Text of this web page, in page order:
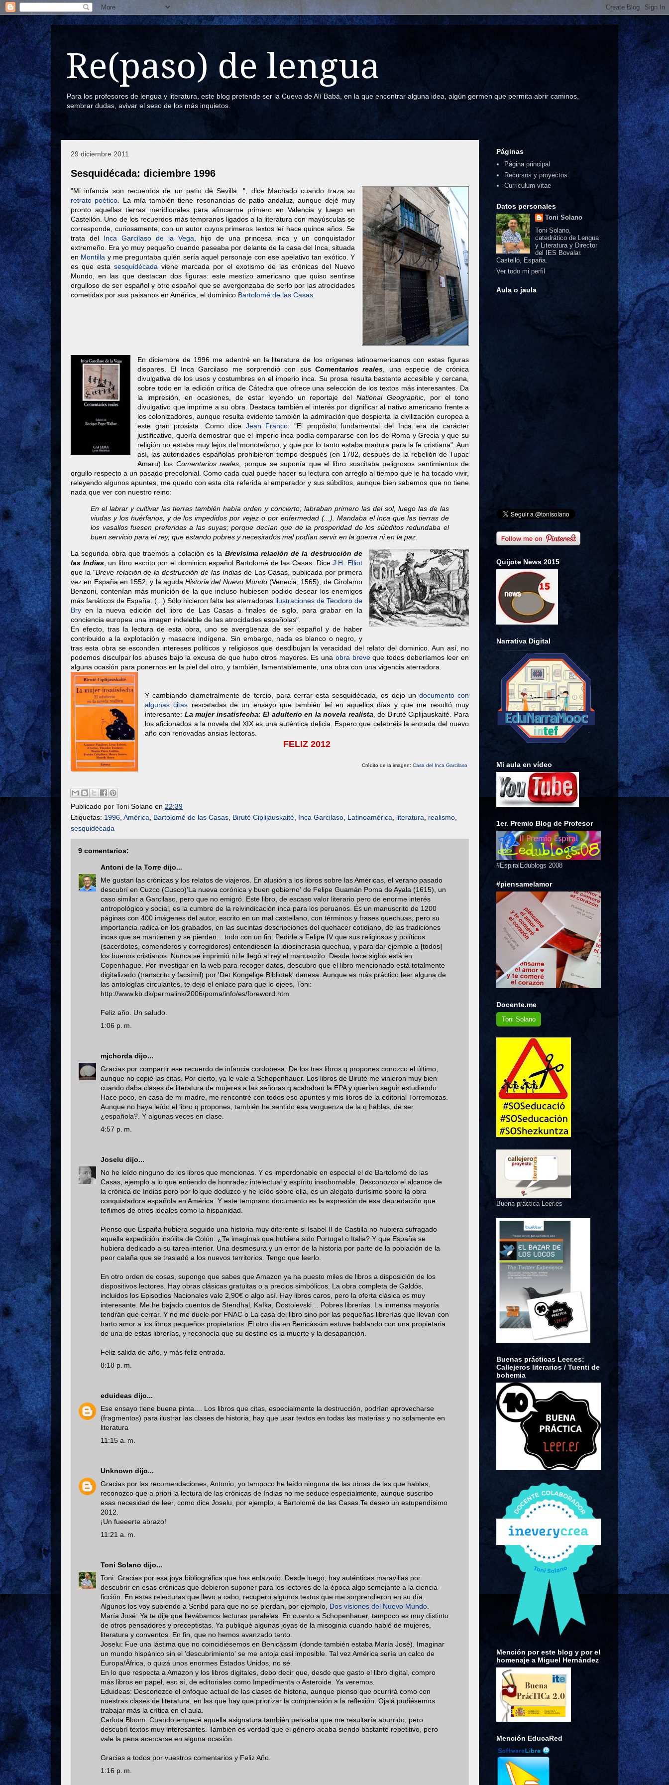
Re(paso) de lengua
Para los profesores de lengua y literatura, este blog pretende ser la Cueva de Alí Babá, en la que encontrar alguna idea, algún germen que permita abrir caminos,
sembrar dudas, avivar el seso de los más inquietos.
29 diciembre 2011
Sesquidécada: diciembre 1996
"Mi infancia son recuerdos de un patio de Sevilla...", dice Machado cuando traza su
retrato poético . La mía también tiene resonancias de patio andaluz, aunque dejé muy
pronto aquellas tierras meridionales para afincarme primero en Valencia y luego en
Castellón. Uno de los recuerdos más tempranos ligados a la literatura con mayúsculas se
corresponde, curiosamente, con un autor cuyos primeros textos leí hace quince años. Se
trata del Inca Garcilaso de la Vega , hijo de una princesa inca y un conquistador
extremeño. Era yo muy pequeño cuando paseaba por delante de la casa del Inca, situada
en Montilla y me preguntaba quién sería aquel personaje con ese apelativo tan exótico. Y
es que esta sesquidécada viene marcada por el exotismo de las crónicas del Nuevo
Mundo, en las que destacan dos figuras: este mestizo americano que quiso sentirse
orgulloso de ser español y otro español que se avergonzaba de serlo por las atrocidades
cometidas por sus paisanos en América, el dominico Bartolomé de las Casas
En diciembre de 1996 me adentré en la literatura de los orígenes latinoamericanos con estas figuras
dispares. El Inca Garcilaso me sorprendió con susComentarios reales , una especie de crónica
divulgativa de los usos y costumbres en el imperio inca. Su prosa resulta bastante accesible y cercana,
sobre todo en la edición crítica de Cátedra que ofrece una selección de los textos más interesantes. Da
la impresión, en ocasiones, de estar leyendo un reportaje delNational Geographic , por el tono
divulgativo que imprime a su obra. Destaca también el interés por dignificar al nativo americano frente a
los colonizadores, aunque resulta evidente también la admiración que despierta la civilización europea a
este gran prosista. Como dice Jean Franco: "El propósito fundamental del Inca era de carácter
justificativo, quería demostrar que el imperio inca podía compararse con los de Roma y Grecia y que su
religión no estaba muy lejos del monoteísmo, y que por lo tanto estaba madura para la fe cristiana". Aun
así, las autoridades españolas prohibieron tiempo después (en 1782, después de la rebelión de Tupac
Amaru) los Comentarios reales , porque se suponía que el libro suscitaba peligrosos sentimientos de
orgullo respecto a un pasado precolonial. Como cada cual puede hacer su lectura con arreglo al tiempo que le ha tocado vivir,
releyendo algunos apuntes, me quedo con esta cita referida al emperador y sus súbditos, aunque bien sabemos que no tiene
nada que ver con nuestro reino:
En el labrar y cultivar las tierras también había orden y concierto; labraban primero las del sol, luego las de las
viudas y los huérfanos, y de los impedidos por vejez o por enfermedad (...). Mandaba el Inca que las tierras de
los vasallos fuesen preferidas a las suyas; porque decían que de la prosperidad de los súbditos redundaba el
buen servicio para el rey, que estando pobres y necesitados mal podían servir en la guerra ni en la paz.
La segunda obra que traemos a colación es la Brevísima relación de la destrucción de
las Indias, un libro escrito por el dominico español Bartolomé de las Casas. DiceJ.H. Elliot
que la "Breve relación de la destrucción de las Indiasde Las Casas, publicada por primera
vez en España en 1552, y la aguda Historia del Nuevo Mundo(Venecia, 1565), de Girolamo
Benzoni, contenían más munición de la que incluso hubiesen podido desear los enemigos
más fanáticos de España. (...) Sólo hicieron falta las aterradoras ilustraciones de Teodoro de
Bry en la nueva edición del libro de Las Casas a finales de siglo, para grabar en la
conciencia europea una imagen indeleble de las atrocidades españolas".
En efecto, tras la lectura de esta obra, uno se avergüenza de ser español y de haber
contribuido a la explotación y masacre indígena. Sin embargo, nada es blanco o negro, y
tras esta obra se esconden intereses políticos y religiosos que desdibujan la veracidad del relato del dominico. Aun así, no
podemos disculpar los abusos bajo la excusa de que hubo otros mayores. Es una obra breveque todos deberíamos leer en
alguna ocasión para ponernos en la piel del otro, y también, lamentablemente, una obra con una vigencia aterradora.
Y cambiando diametralmente de tercio, para cerrar esta sesquidécada, os dejo un documento con
algunas citas rescatadas de un ensayo que también leí en aquellos días y que me resultó muy
interesante: La mujer insatisfecha: El adulterio en la novela realista , de Biruté Ciplijauskaité. Para
los aficionados a la novela del XIX es una auténtica delicia. Espero que celebréis la entrada del nuevo
año con renovadas ansias lectoras.
FELIZ 2012
Crédito de la imagen: Casa del Inca Garcilaso
Publicado por Toni Solano en 22:39
Etiquetas: 1996 América Bartolomé de las Casas Biruté Ciplijauskaité Inca Garcilaso Latinoamérica literatura realismo
sesquidécada
9 comentarios:
Antoni de la Torre dijo...
Me gustan las crónicas y los relatos de viajeros. En alusión a los libros sobre las Américas, el verano pasado
descubrí en Cuzco (Cusco)'La nueva corónica y buen gobierno' de Felipe Guamán Poma de Ayala (1615), un
caso similar a Garcilaso, pero que no emigró. Este libro, de escaso valor literario pero de enorme interés
antropológico y social, es la cumbre de la reivindicación inca para los peruanos. És un manuscrito de 1200
páginas con 400 imágenes del autor, escrito en un mal castellano, con términos y frases quechuas, pero su
importancia radica en los grabados, en las sucintas descripciones del quehacer cotidiano, de las tradiciones
incas que se mantienen y se pierden... todo con un fin: Pedirle a Felipe IV que sus religiosos y políticos
(sacerdotes, comenderos y corregidores) entendiesen la idiosincrasia quechua, y para dar ejemplo a [todos]
los buenos cristianos. Nunca se imprimió ni le llegó al rey el manuscrito. Desde hace siglos está en
Copenhague. Por investigar en la web para recoger datos, descubro que el libro mencionado está totalmente
digitalizado (transcrito y facsímil) por 'Det Kongelige Bibliotek' danesa. Aunque es más práctico leer alguna de
las antologías circulantes, te dejo el enlace para que lo ojees, Toni:
http://www.kb.dk/permalink/2006/poma/info/es/foreword.htm
Feliz año. Un saludo.
1:06 p. m.
mjchorda dijo...
Gracias por compartir ese recuerdo de infancia cordobesa. De los tres libros q propones conozco el último,
aunque no copié las citas. Por cierto, ya le vale a Schopenhauer. Los libros de Biruté me vinieron muy bien
cuando daba clases de literatura de mujeres a las señoras q acababan la EPA y querían seguir estudiando.
Hace poco, en casa de mi madre, me rencontré con todos eso apuntes y mis libros de la editorial Torremozas.
Aunque no haya leído el libro q propones, también he sentido esa verguenza de la q hablas, de ser
¿española?. Y algunas veces en clase.
4:57 p. m.
Joselu dijo...
No he leído ninguno de los libros que mencionas. Y es imperdonable en especial el de Bartolomé de las
Casas, ejemplo a lo que entiendo de honradez intelectual y espíritu insobornable. Desconozco el alcance de
la crónica de Indias pero por lo que deduzco y he leído sobre ella, es un alegato durísimo sobre la obra
conquistadora española en América. Y este temprano documento es la expresión de esa depredación que
teñimos de otros ideales como la hispanidad.
Pienso que España hubiera seguido una historia muy diferente si Isabel II de Castilla no hubiera sufragado
aquella expedición insólita de Colón. ¿Te imaginas que hubiera sido Portugal o Italia? Y que España se
hubiera dedicado a su tarea interior. Una desmesura y un error de la historia por parte de la población de la
peor calaña que se trasladó a los nuevos territorios. Tengo que leerlo.
En otro orden de cosas, supongo que sabes que Amazon ya ha puesto miles de libros a disposición de los
dispositivos lectores. Hay obras clásicas gratuitas o a precios simbólicos. La obra completa de Galdós,
incluidos los Episodios Nacionales vale 2,90€ o algo así. Hay libros caros, pero la oferta clásica es muy
interesante. Me he bajado cuentos de Stendhal, Kafka, Dostoievski… Pobres librerías. La inmensa mayoría
tendrán que cerrar. Y no me duele por FNAC o La casa del libro sino por las pequeñas librerías que llevan con
harto amor a los libros pequeños propietarios. El otro día en Benicàssim estuve hablando con una propietaria
de una de estas librerías, y reconocía que su destino es la muerte y la desaparición.
Feliz salida de año, y más feliz entrada.
8:18 p. m.
eduideas dijo...
Ese ensayo tiene buena pinta.... Los libros que citas, especialmente la destrucción, podrían aprovecharse
(fragmentos) para ilustrar las clases de historia, hay que usar textos en todas las materias y no solamente en
literatura
11:15 a. m.
Unknown dijo...
Gracias por las recomendaciones, Antonio; yo tampoco he leído ninguna de las obras de las que hablas,
reconozco que a priori la lectura de las crónicas de Indias no me seduce especialmente, aunque suscribo
esas necesidad de leer, como dice Joselu, por ejemplo, a Bartolomé de las Casas.Te deseo un estupendísimo
2012.
¡Un fueeerte abrazo!
11:21 a. m.
Toni Solano dijo...
Toni: Gracias por esa joya bibliográfica que has enlazado. Desde luego, hay auténticas maravillas por
descubrir en esas crónicas que debieron suponer para los lectores de la época algo semejante a la ciencia-
ficción. En estas relecturas que llevo a cabo, recupero algunos textos que me sorprendieron en su día.
Algunos los voy subiendo a Scribd para que no se pierdan, por ejemplo, Dos visiones del Nuevo Mundo
María José: Ya te dije que llevábamos lecturas paralelas. En cuanto a Schopenhauer, tampoco es muy distinto
de otros pensadores y preceptistas. Ya publiqué algunas joyas de la misoginia cuando hablé de mujeres,
literatura y conventos. En fin, que no hemos avanzado tanto.
Joselu: Fue una lástima que no coincidiésemos en Benicàssim (donde también estaba María José). Imaginar
un mundo hispánico sin el 'descubrimiento' se me antoja casi imposible. Tal vez América sería un calco de
Europa/África, o quizá unos enormes Estados Unidos, no sé.
En lo que respecta a Amazon y los libros digitales, debo decir que, desde que gasto el libro digital, compro
más libros en papel, eso sí, de editoriales como Impedimenta o Asteroide. Ya veremos.
Eduideas: Desconozco el enfoque actual de las clases de historia, aunque pienso que ocurrirá como con
nuestras clases de literatura, en las que hay que priorizar la comprensión a la reflexión. Ojalá pudiésemos
trabajar más la crítica en el aula.
Carlota Bloom: Cuando empecé aquella asignatura también pensaba que me resultaría aburrido, pero
descubrí textos muy interesantes. También es verdad que el género acaba siendo bastante repetitivo, pero
vale la pena acercarse en alguna ocasión.
Gracias a todos por vuestros comentarios y Feliz Año.
1:16 p. m.
Páginas
Página principal
Recursos y proyectos
Curriculum vitae
Datos personales
Toni Solano
Toni Solano,
catedrático de Lengua
y Literatura y Director
del IES Bovalar.
Castelló, España.
Ver todo mi perfil
Aula o jaula
Quijote News 2015
Narrativa Digital
Mi aula en vídeo
1er. Premio Blog de Profesor
#EspiralEdublogs 2008
#piensamelamor
Docente.me
Toni Solano
Buena práctica Leer.es
Buenas prácticas Leer.es:
Callejeros literarios / Tuenti de
bohemia
Mención por este blog y por el
homenaje a Miguel Hernández
Mención EducaRed